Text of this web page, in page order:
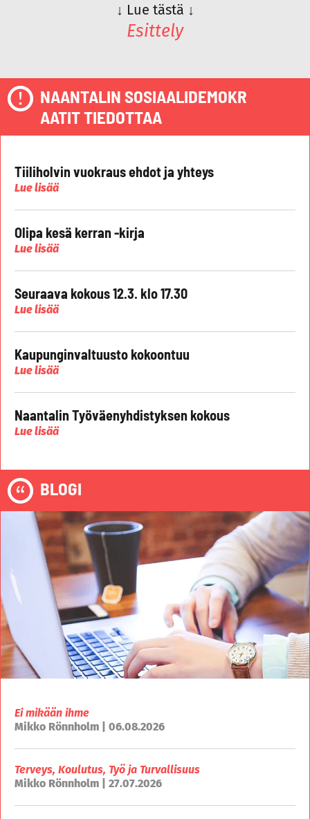
↓ Lue tästä ↓
Esittely
NAANTALIN SOSIAALIDEMOKR
AATIT TIEDOTTAA
Tiiliholvin vuokraus ehdot ja yhteys
Lue lisää
Olipa kesä kerran -kirja
Lue lisää
Seuraava kokous 12.3. klo 17.30
Lue lisää
Kaupunginvaltuusto kokoontuu
Lue lisää
Naantalin Työväenyhdistyksen kokous
Lue lisää
BLOGI
Ei mikään ihme
Mikko Rönnholm | 06.08.2026
Terveys, Koulutus, Työ ja Turvallisuus
Mikko Rönnholm | 27.07.2026